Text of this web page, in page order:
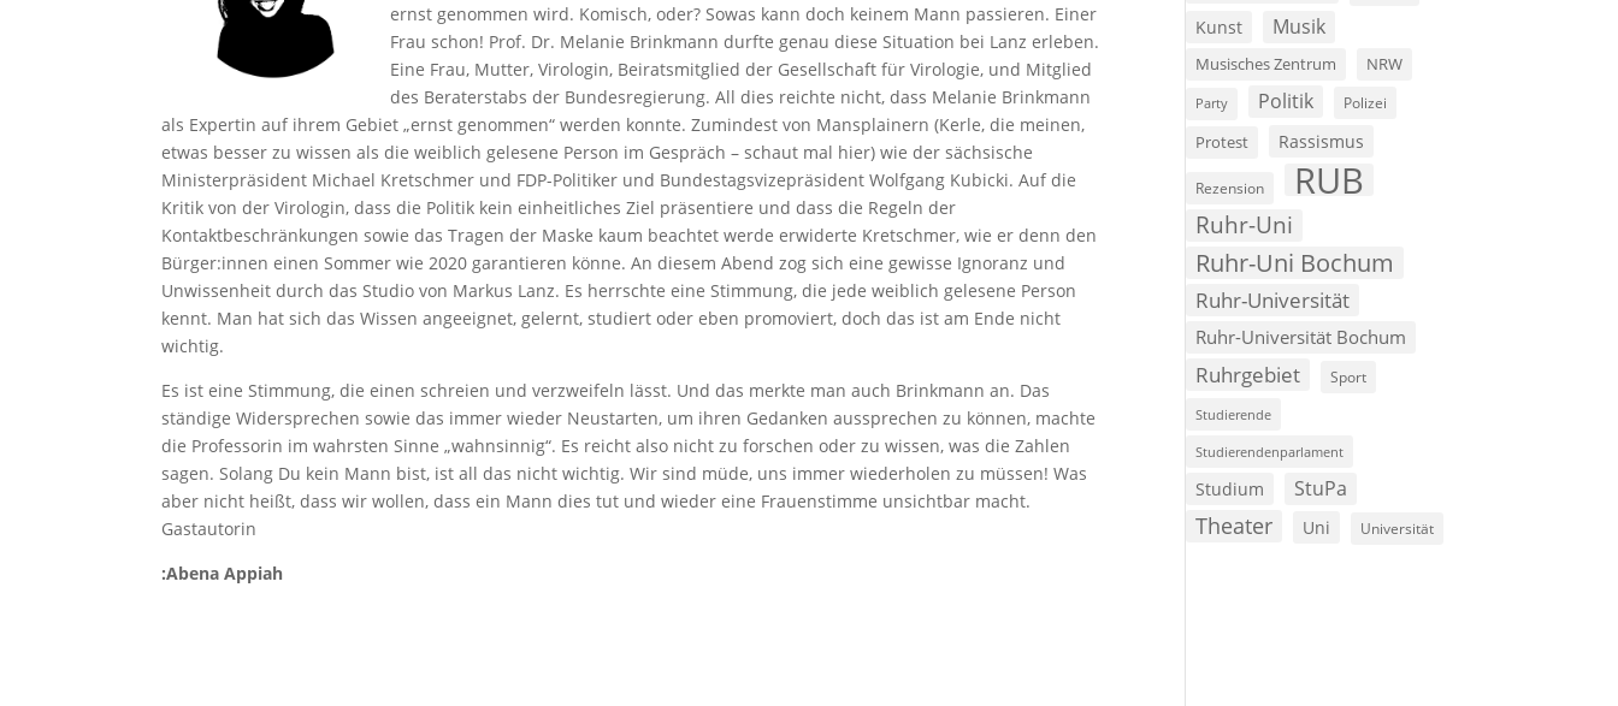
ernst genommen wird. Komisch, oder? Sowas kann doch keinem Mann passieren. Einer
Frau schon! Prof. Dr. Melanie Brinkmann durfte genau diese Situation bei Lanz erleben.
Eine Frau, Mutter, Virologin, Beiratsmitglied der Gesellschaft für Virologie, und Mitglied
des Beraterstabs der Bundesregierung. All dies reichte nicht, dass Melanie Brinkmann
als Expertin auf ihrem Gebiet „ernst genommen“ werden konnte. Zumindest von Mansplainern (Kerle, die meinen,
etwas besser zu wissen als die weiblich gelesene Person im Gespräch – schaut mal hier) wie der sächsische
Ministerpräsident Michael Kretschmer und FDP-Politiker und Bundestagsvizepräsident Wolfgang Kubicki. Auf die
Kritik von der Virologin, dass die Politik kein einheitliches Ziel präsentiere und dass die Regeln der
Kontaktbeschränkungen sowie das Tragen der Maske kaum beachtet werde erwiderte Kretschmer, wie er denn den
Bürger:innen einen Sommer wie 2020 garantieren könne. An diesem Abend zog sich eine gewisse Ignoranz und
Unwissenheit durch das Studio von Markus Lanz. Es herrschte eine Stimmung, die jede weiblich gelesene Person
kennt. Man hat sich das Wissen angeeignet, gelernt, studiert oder eben promoviert, doch das ist am Ende nicht
wichtig.
Es ist eine Stimmung, die einen schreien und verzweifeln lässt. Und das merkte man auch Brinkmann an. Das
ständige Widersprechen sowie das immer wieder Neustarten, um ihren Gedanken aussprechen zu können, machte
die Professorin im wahrsten Sinne „wahnsinnig“. Es reicht also nicht zu forschen oder zu wissen, was die Zahlen
sagen. Solang Du kein Mann bist, ist all das nicht wichtig. Wir sind müde, uns immer wiederholen zu müssen! Was
aber nicht heißt, dass wir wollen, dass ein Mann dies tut und wieder eine Frauenstimme unsichtbar macht.
Gastautorin
:Abena Appiah
Kunst Musik
Musisches Zentrum NRW
Party Politik Polizei
Protest Rassismus
Rezension RUB
Ruhr-Uni
Ruhr-Uni Bochum
Ruhr-Universität
Ruhr-Universität Bochum
Ruhrgebiet Sport
Studierende
Studierendenparlament
Studium StuPa
Theater Uni Universität